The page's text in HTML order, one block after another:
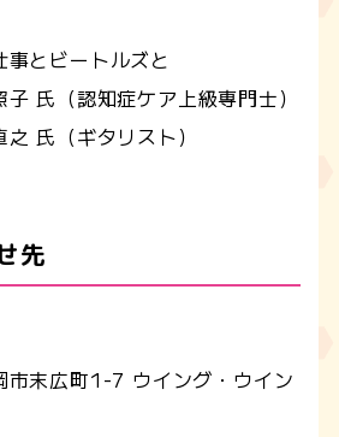
とビートルズと
氏（認知症ケア上級専門士）
（ギタリスト）
先
末広町1-7 ウイング・ウイン